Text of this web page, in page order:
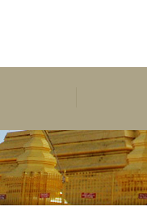
수행
예불독송
청법
한국마하
인사말
연혁